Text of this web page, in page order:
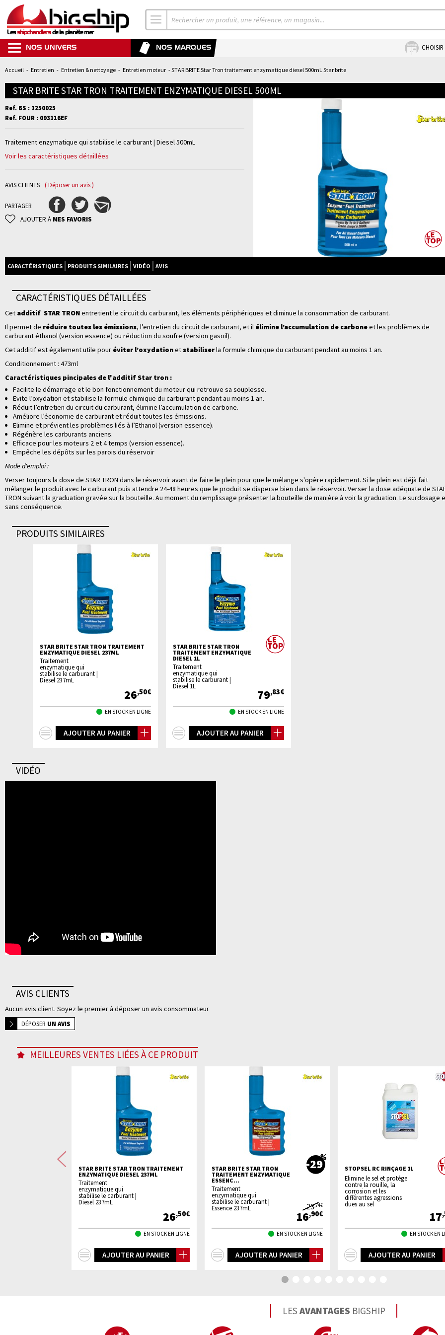
Lesshipchandlersde la planète mer
NOS UNIVERS NOS MARQUES CHOISIR
Accueil - Entretien - Entretien & nettoyage - Entretien moteur - STAR BRITE Star Tron traitement enzymatique diesel 500mL Star brite
STAR BRITE STAR TRON TRAITEMENT ENZYMATIQUE DIESEL 500ML
Ref. BS : 1250025
Ref. FOUR : 093116EF
Traitement enzymatique qui stabilise le carburant | Diesel 500mL
Voir les caractéristiques détaillées
AVIS CLIENTS ( Déposer un avis )
PARTAGER
AJOUTER À MES FAVORIS
CARACTÉRISTIQUES PRODUITS SIMILAIRES VIDÉO AVIS
CARACTÉRISTIQUES DÉTAILLÉES
Cet additif STAR TRONentretient le circuit du carburant, les éléments périphériques et diminue la consommation de carburant.
Il permet de réduire toutes les émissions, l’entretien du circuit de carburant, et il élimine l’accumulation de carboneet les problèmes de
carburant éthanol (version essence) ou réduction du soufre (version gasoil).
Cet additif est également utile pour éviter l’oxydationetstabiliserla formule chimique du carburant pendant au moins 1 an.
Conditionnement : 473ml
Caractéristiques pincipales de l'additif Star tron :
Facilite le démarrage et le bon fonctionnement du moteur qui retrouve sa souplesse.
Evite l’oxydation et stabilise la formule chimique du carburant pendant au moins 1 an.
Réduit l’entretien du circuit du carburant, élimine l’accumulation de carbone.
Améliore l’économie de carburant et réduit toutes les émissions.
Elimine et prévient les problèmes liés à l’Ethanol (version essence).
Régénère les carburants anciens.
Efficace pour les moteurs 2 et 4 temps (version essence).
Empêche les dépôts sur les parois du réservoir
Mode d'emploi :
Verser toujours la dose de STAR TRON dans le réservoir avant de faire le plein pour que le mélange s'opère rapidement. Si le plein est déjà fait
mélanger le produit avec le carburant puis attendre 24-48 heures que le produit se disperse bien dans le réservoir. Verser la dose adéquate de
TRON suivant la graduation gravée sur la bouteille. Au moment du remplissage présenter la bouteille de manière à voir la graduation. Le surdosage
sans conséquence.
PRODUITS SIMILAIRES
STAR BRITE STAR TRON TRAITEMENT
ENZYMATIQUE DIESEL 237ML
Traitement
enzymatique qui
stabilise le carburant |
Diesel 237mL
26,50€
EN STOCK EN LIGNE
AJOUTER AU PANIER
STAR BRITE STAR TRON
TRAITEMENT ENZYMATIQUE
DIESEL 1L
Traitement
enzymatique qui
stabilise le carburant |
Diesel 1L
79,83€
EN STOCK EN LIGNE
AJOUTER AU PANIER
VIDÉO
AVIS CLIENTS
Aucun avis client. Soyez le premier à déposer un avis consommateur
DÉPOSER UN AVIS
MEILLEURES VENTES LIÉES À CE PRODUIT
Précédente
STAR BRITE STAR TRON TRAITEMENT
ENZYMATIQUE DIESEL 237ML
Traitement
enzymatique qui
stabilise le carburant |
Diesel 237mL
26,50€
EN STOCK EN LIGNE
AJOUTER AU PANIER
STAR BRITE STAR TRON
TRAITEMENT ENZYMATIQUE
ESSENC...
-29
Traitement
enzymatique qui
stabilise le carburant |
Essence 237mL
23,74€
16,90€
EN STOCK EN LIGNE
AJOUTER AU PANIER
STOPSEL RC RINÇAGE 1L
Elimine le sel et protège
contre la rouille, la
corrosion et les
différentes agressions
dues au sel
17
EN STOCK EN
AJOUTER AU PANIER
LES AVANTAGES BIGSHIP